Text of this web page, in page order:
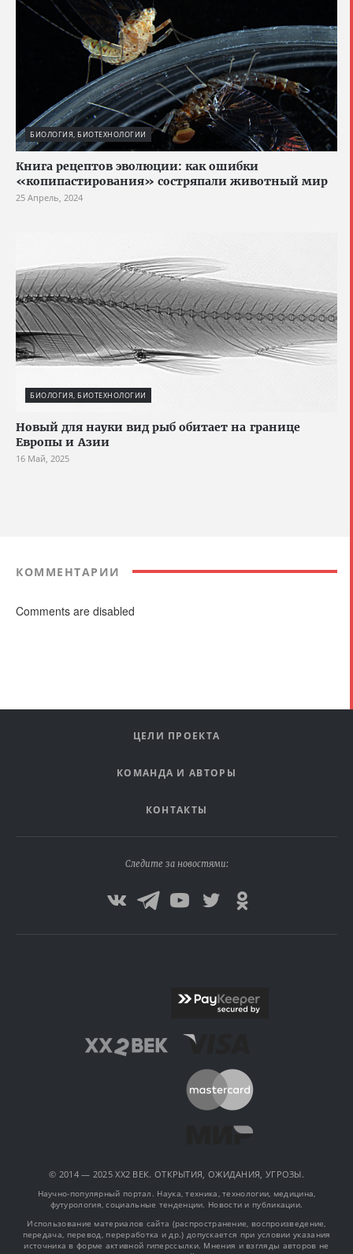
БИОЛОГИЯ, БИОТЕХНОЛОГИИ
Книга рецептов эволюции: как ошибки
«копипастирования» состряпали животный мир
25 Апрель, 2024
БИОЛОГИЯ, БИОТЕХНОЛОГИИ
Новый для науки вид рыб обитает на границе
Европы и Азии
16 Май, 2025
КОММЕНТАРИИ
Comments are disabled
ЦЕЛИ ПРОЕКТА
КОМАНДА И АВТОРЫ
КОНТАКТЫ
Следите за новостями:
© 2014 — 2025 XX2 ВЕК. ОТКРЫТИЯ, ОЖИДАНИЯ, УГРОЗЫ.
Научно-популярный портал. Наука, техника, технологии, медицина,
футурология, социальные тенденции. Новости и публикации.
Использование материалов сайта (распространение, воспроизведение,
передача, перевод, переработка и др.) допускается при условии указания
источника в форме активной гиперссылки. Мнения и взгляды авторов не